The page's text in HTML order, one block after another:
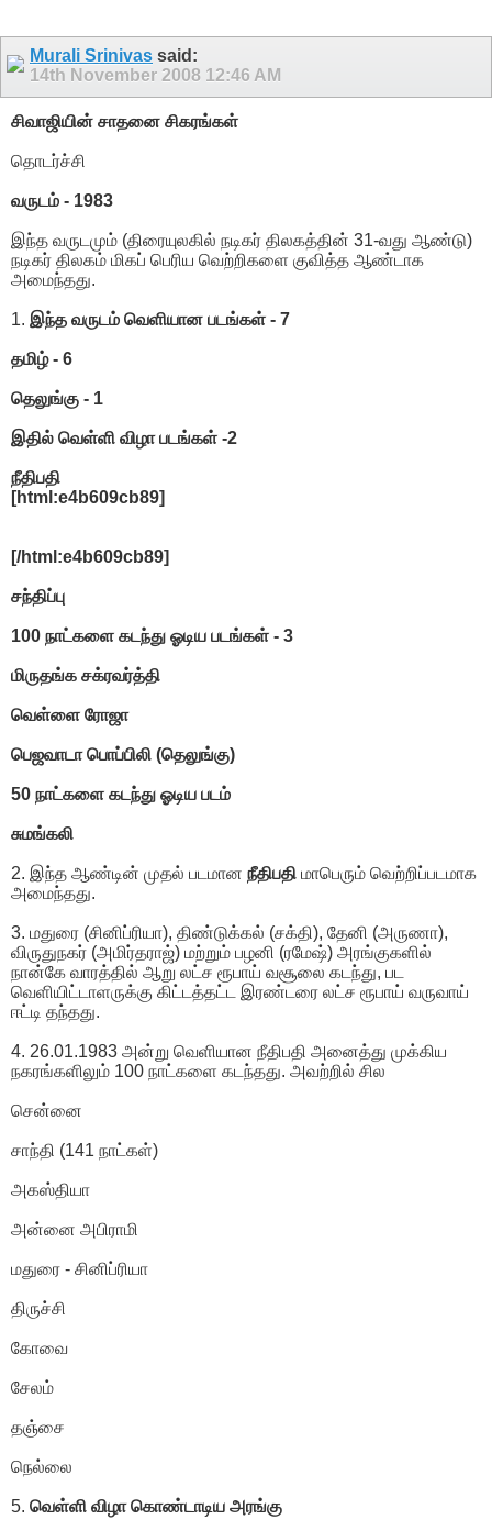
Murali Srinivas said:
14th November 2008 12:46 AM
சிவாஜியின் சாதனை சிகரங்கள்
தொடர்ச்சி
வருடம் - 1983
இந்த வருடமும் (திரையுலகில் நடிகர் திலகத்தின் 31-வது ஆண்டு)
நடிகர் திலகம் மிகப் பெரிய வெற்றிகளை குவித்த ஆண்டாக
அமைந்தது.
1. இந்த வருடம் வெளியான படங்கள் - 7
தமிழ் - 6
தெலுங்கு - 1
இதில் வெள்ளி விழா படங்கள் -2
நீதிபதி
[html:e4b609cb89]
[/html:e4b609cb89]
சந்திப்பு
100 நாட்களை கடந்து ஓடிய படங்கள் - 3
மிருதங்க சக்ரவர்த்தி
வெள்ளை ரோஜா
பெஜவாடா பொப்பிலி (தெலுங்கு)
50 நாட்களை கடந்து ஓடிய படம்
சுமங்கலி
2. இந்த ஆண்டின் முதல் படமான நீதிபதி மாபெரும் வெற்றிப்படமாக
அமைந்தது.
3. மதுரை (சினிப்ரியா), திண்டுக்கல் (சக்தி), தேனி (அருணா),
விருதுநகர் (அமிர்தராஜ்) மற்றும் பழனி (ரமேஷ்) அரங்குகளில்
நான்கே வாரத்தில் ஆறு லட்ச ரூபாய் வசூலை கடந்து, பட
வெளியிட்டாளருக்கு கிட்டத்தட்ட இரண்டரை லட்ச ரூபாய் வருவாய்
ஈட்டி தந்தது.
4. 26.01.1983 அன்று வெளியான நீதிபதி அனைத்து முக்கிய
நகரங்களிலும் 100 நாட்களை கடந்தது. அவற்றில் சில
சென்னை
சாந்தி (141 நாட்கள்)
அகஸ்தியா
அன்னை அபிராமி
மதுரை - சினிப்ரியா
திருச்சி
கோவை
சேலம்
தஞ்சை
நெல்லை
5. வெள்ளி விழா கொண்டாடிய அரங்கு